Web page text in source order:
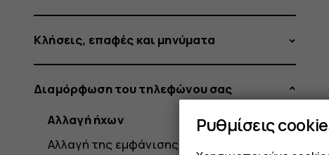
Κλήσεις, επαφές και μηνύματα
Διαμόρφωση του τηλεφώνου σας
Αλλαγή ήχων
Αλλαγή της εμφάνισης της αρχικής οθόνης
Ρυθμίσεις